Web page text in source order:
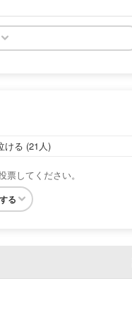
ける (21人)
してください。
る